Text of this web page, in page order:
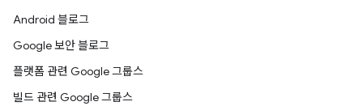
Android 블로그
Google 보안 블로그
플랫폼 관련 Google 그룹스
빌드 관련 Google 그룹스